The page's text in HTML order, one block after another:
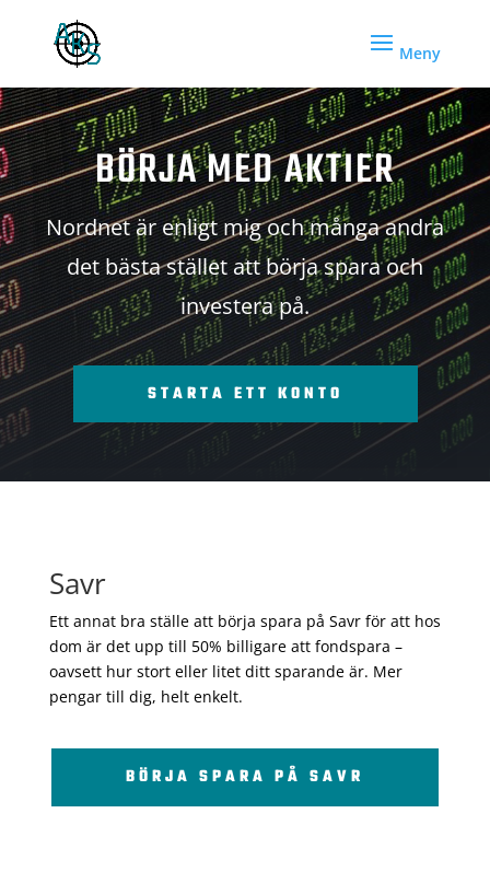
BÖRJA MED AKTIER
Nordnet är enligt mig och många andra
det bästa stället att börja spara och
investera på.
STARTA ETT KONTO
Savr
Ett annat bra ställe att börja spara på Savr för att hos
dom är det upp till 50% billigare att fondspara –
oavsett hur stort eller litet ditt sparande är. Mer
pengar till dig, helt enkelt.
BÖRJA SPARA PÅ SAVR